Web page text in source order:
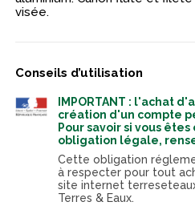
visée.
Conseils d’utilisation
IMPORTANT : l'achat
création d'un compte
Pour savoir si vous
obligation légale,
Cette obligation
à respecter pour tout
site internet
Terres & Eaux.